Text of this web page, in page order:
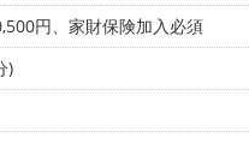
円、家財保険加入必須
)